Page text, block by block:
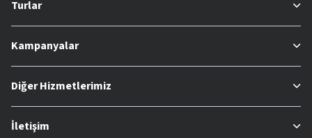
Turlar
Kampanyalar
Diğer Hizmetlerimiz
İletişim